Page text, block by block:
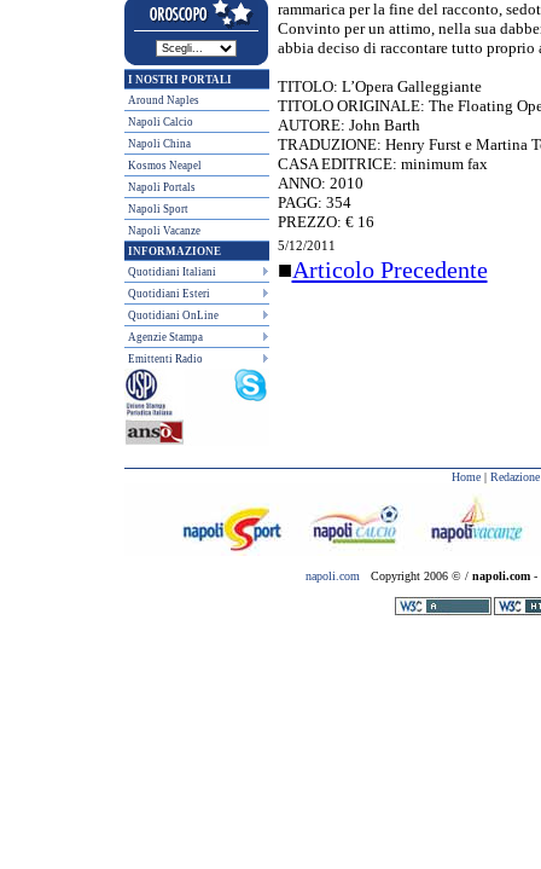
I NOSTRI PORTALI
Around Naples
Napoli Calcio
Napoli China
Kosmos Neapel
Napoli Portals
Napoli Sport
Napoli Vacanze
INFORMAZIONE
Quotidiani Italiani
Quotidiani Esteri
Quotidiani OnLine
Agenzie Stampa
Emittenti Radio
rammarica per la fine del racconto,
Convinto per un attimo, nella sua
abbia deciso di raccontare tutto
TITOLO: L’Opera Galleggiante
TITOLO ORIGINALE: The Floating
AUTORE: John Barth
TRADUZIONE: Henry Furst e Martina
CASA EDITRICE: minimum fax
ANNO: 2010
PAGG: 354
PREZZO: € 16
5/12/2011
■Articolo Precedente
Home| Redazione
napoli.com Copyright 2006 © / napoli.com-